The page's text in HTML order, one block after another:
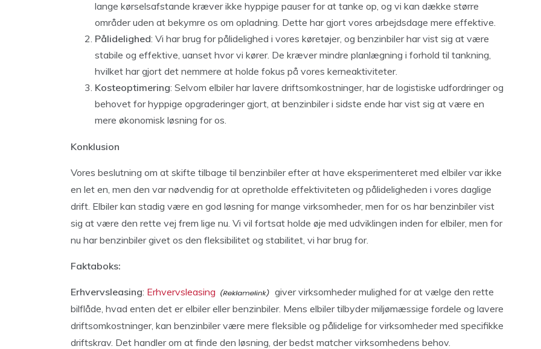
lange kørselsafstande kræver ikke hyppige pauser for at tanke op, og vi kan dække større
områder uden at bekymre os om opladning. Dette har gjort vores arbejdsdage mere effektive.
Pålidelighed: Vi har brug for pålidelighed i vores køretøjer, og benzinbiler har vist sig at være
stabile og effektive, uanset hvor vi kører. De kræver mindre planlægning i forhold til tankning,
hvilket har gjort det nemmere at holde fokus på vores kerneaktiviteter.
Kosteoptimering: Selvom elbiler har lavere driftsomkostninger, har de logistiske udfordringer og
behovet for hyppige opgraderinger gjort, at benzinbiler i sidste ende har vist sig at være en
mere økonomisk løsning for os.
Konklusion
Vores beslutning om at skifte tilbage til benzinbiler efter at have eksperimenteret med elbiler var ikke
en let en, men den var nødvendig for at opretholde effektiviteten og pålideligheden i vores daglige
drift. Elbiler kan stadig være en god løsning for mange virksomheder, men for os har benzinbiler vist
sig at være den rette vej frem lige nu. Vi vil fortsat holde øje med udviklingen inden for elbiler, men for
nu har benzinbiler givet os den fleksibilitet og stabilitet, vi har brug for.
Faktaboks:
Erhvervsleasing: Erhvervsleasing
giver virksomheder mulighed for at vælge den rette
bilflåde, hvad enten det er elbiler eller benzinbiler. Mens elbiler tilbyder miljømæssige fordele og lavere
driftsomkostninger, kan benzinbiler være mere fleksible og pålidelige for virksomheder med specifikke
driftskrav. Det handler om at finde den løsning, der bedst matcher virksomhedens behov.